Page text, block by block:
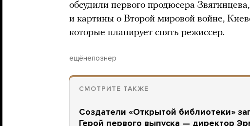
обсудили первого продюсера
и картины о Второй мировой войне,
которые планирует снять режиссер.
ещёнепознер
СМОТРИТЕ ТАКЖЕ
Создатели «Открытой библиотеки»
Герой первого выпуска — директор